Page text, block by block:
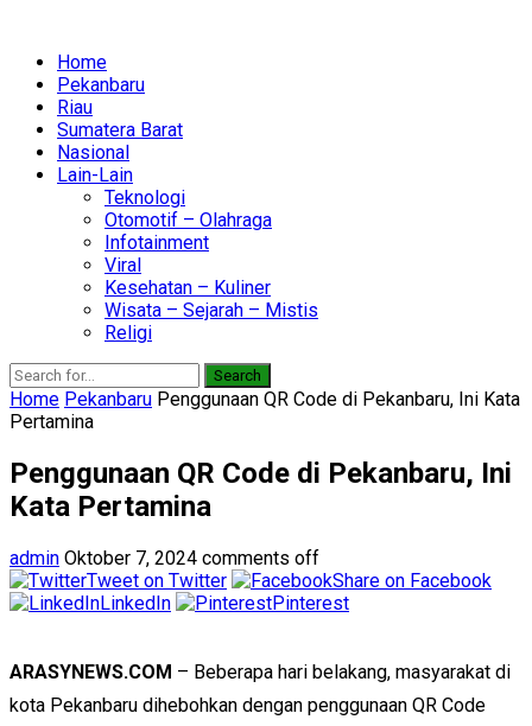
Home
Pekanbaru
Riau
Sumatera Barat
Nasional
Lain-Lain
Teknologi
Otomotif – Olahraga
Infotainment
Viral
Kesehatan – Kuliner
Wisata – Sejarah – Mistis
Religi
Search
Home Pekanbaru Penggunaan QR Code di Pekanbaru, Ini Kata
Pertamina
Penggunaan QR Code di Pekanbaru, Ini
Kata Pertamina
admin Oktober 7, 2024 comments off
Tweet on Twitter
Share on Facebook
LinkedIn
Pinterest
ARASYNEWS.COM – Beberapa hari belakang, masyarakat di
kota Pekanbaru dihebohkan dengan penggunaan QR Code